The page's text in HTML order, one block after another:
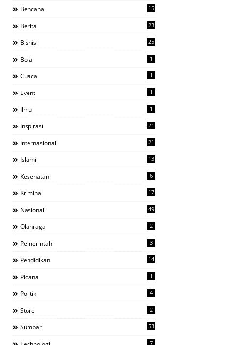
Bencana 15
Berita 23
Bisnis 25
Bola 1
Cuaca 1
Event 1
Ilmu 1
Inspirasi 21
Internasional 21
Islami 13
Kesehatan 6
Kriminal 17
Nasional 49
Olahraga 2
Pemerintah 3
Pendidikan 14
Pidana 1
Politik 4
Store 2
Sumbar 53
7